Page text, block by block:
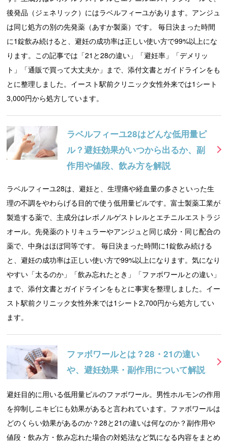
後発品（ジェネリック）にはラベルフィーユがあります。アンジュ
は同じ処方の別の先発薬（あすか製薬）です。 毎日決まった時間
に1錠飲み続けると、避妊の成功率は正しい使い方で99%以上にな
ります。この記事では「21と28の違い」「避妊率」「デメリッ
ト」「通販で買って大丈夫か」まで、添付文書とガイドラインをも
とに整理しました。イースト駅前クリニック女性外来では1シート
3,000円から処方しています。
ラベルフィーユ28はどんな低用量ピ
ル？避妊効果がいつから出るか、副
作用や値段、飲み方を解説
ラベルフィーユ28は、避妊と、生理痛や経血量の多さといった生
理の不調をやわらげる目的で使う低用量ピルです。富士製薬工業が
製造する薬で、主成分はレボノルゲストレルとエチニルエストラジ
オール。先発薬のトリキュラーやアンジュと同じ成分・同じ配合の
薬で、中身はほぼ同等です。 毎日決まった時間に1錠飲み続ける
と、避妊の成功率は正しい使い方で99%以上になります。気になり
やすい「太るのか」「飲み忘れたとき」「ファボワールとの違い」
まで、添付文書とガイドラインをもとに事実を整理しました。イー
スト駅前クリニック女性外来では1シート2,700円から処方してい
ます。
ファボワールとは？28・21の違い
や、避妊効果・副作用について解説
避妊目的に用いる低用量ピルのファボワール。男性ホルモンの作用
を抑制しニキビにも効果があると言われています。ファボワールは
どのくらい効果があるのか？28と21の違いは何なのか？副作用や
値段・飲み方・飲み忘れた場合の対処法など気になる内容をまとめ